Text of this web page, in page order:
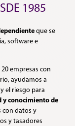
1985
que se
software e
empresas con
ayudamos a
el riesgo para
y conocimientode
con datos y
y tasadores